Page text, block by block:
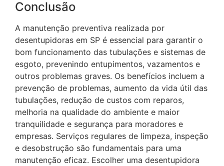
Conclusão
A manutenção preventiva realizada por
desentupidoras em SP é essencial para garantir o
bom funcionamento das tubulações e sistemas de
esgoto, prevenindo entupimentos, vazamentos e
outros problemas graves. Os benefícios incluem a
prevenção de problemas, aumento da vida útil das
tubulações, redução de custos com reparos,
melhoria na qualidade do ambiente e maior
tranquilidade e segurança para moradores e
empresas. Serviços regulares de limpeza, inspeção
e desobstrução são fundamentais para uma
manutenção eficaz. Escolher uma desentupidora